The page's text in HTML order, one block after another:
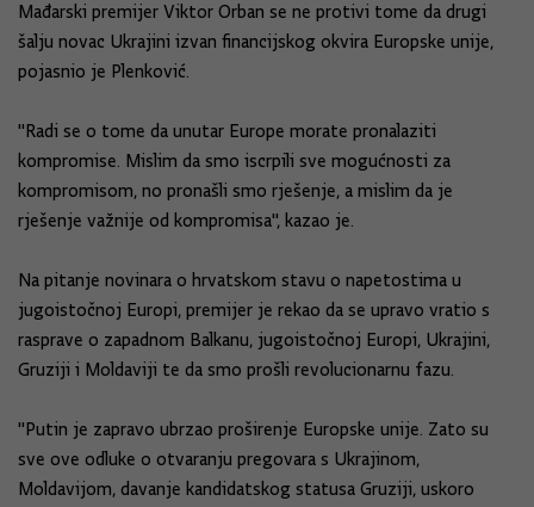
Mađarski premijer Viktor Orban se ne protivi tome da drugi
šalju novac Ukrajini izvan financijskog okvira Europske unije,
pojasnio je Plenković.
"Radi se o tome da unutar Europe morate pronalaziti
kompromise. Mislim da smo iscrpili sve mogućnosti za
kompromisom, no pronašli smo rješenje, a mislim da je
rješenje važnije od kompromisa", kazao je.
Na pitanje novinara o hrvatskom stavu o napetostima u
jugoistočnoj Europi, premijer je rekao da se upravo vratio s
rasprave o zapadnom Balkanu, jugoistočnoj Europi, Ukrajini,
Gruziji i Moldaviji te da smo prošli revolucionarnu fazu.
"Putin je zapravo ubrzao proširenje Europske unije. Zato su
sve ove odluke o otvaranju pregovara s Ukrajinom,
Moldavijom, davanje kandidatskog statusa Gruziji, uskoro